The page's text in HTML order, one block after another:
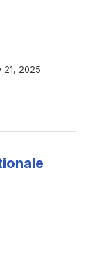
21, 2025